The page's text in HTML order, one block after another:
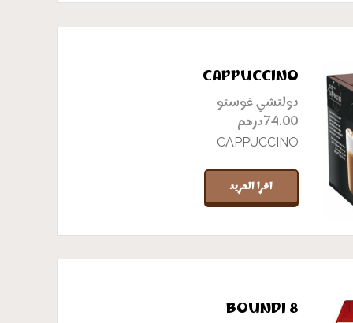
CAPPUCCINO
دولتشي غوستو
74.00درهم
CAPPUCCINO
اقرا المزيد
BOUNDI 8